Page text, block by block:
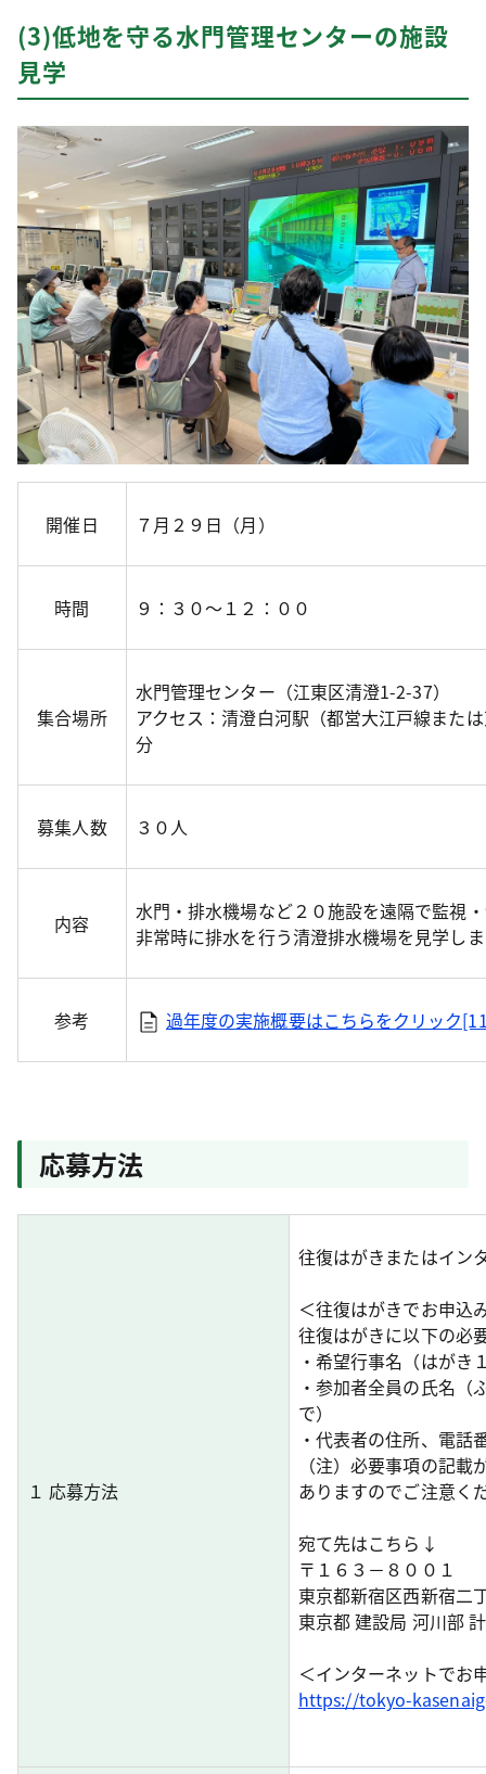
(3)低地を守る水門管理センターの施設
見学
開催日 ７月２９日（月）
時間 ９：３０～１２：００
集合場所
水門管理センター（江東区清澄1-2-37）
アクセス：清澄白河駅（都営大江戸線また
分
募集人数 ３０人
内容
水門・排水機場など２０施設を遠隔で監視
非常時に排水を行う清澄排水機場を見学し
参考 過年度の実施概要はこちらをクリック
応募方法
１ 応募方法
往復はがきまたはイン
＜往復はがきでお申込
往復はがきに以下の必
・希望行事名（はがき
・参加者全員の氏名（
で）
・代表者の住所、電話
（注）必要事項の記
ありますのでご注意く
宛て先はこちら↓
〒１６３－８００１
東京都新宿区西新宿二
東京都 建設局 河川部
＜インターネットでお
https://tokyo-